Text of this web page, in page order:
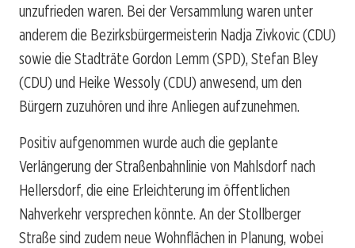
unzufrieden waren. Bei der Versammlung waren unter
anderem die Bezirksbürgermeisterin Nadja Zivkovic (CDU)
sowie die Stadträte Gordon Lemm (SPD), Stefan Bley
(CDU) und Heike Wessoly (CDU) anwesend, um den
Bürgern zuzuhören und ihre Anliegen aufzunehmen.
Positiv aufgenommen wurde auch die geplante
Verlängerung der Straßenbahnlinie von Mahlsdorf nach
Hellersdorf, die eine Erleichterung im öffentlichen
Nahverkehr versprechen könnte. An der Stollberger
Straße sind zudem neue Wohnflächen in Planung, wobei